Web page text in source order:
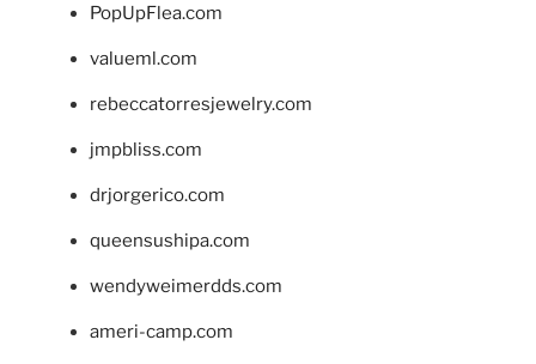
PopUpFlea.com
valueml.com
rebeccatorresjewelry.com
jmpbliss.com
drjorgerico.com
queensushipa.com
wendyweimerdds.com
ameri-camp.com